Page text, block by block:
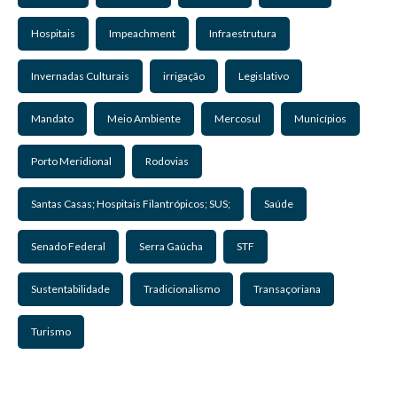
Hospitais Impeachment Infraestrutura
Invernadas Culturais irrigação Legislativo
Mandato Meio Ambiente Mercosul Municípios
Porto Meridional Rodovias
Santas Casas; Hospitais Filantrópicos; SUS; Saúde
Senado Federal Serra Gaúcha STF
Sustentabilidade Tradicionalismo Transaçoriana
Turismo